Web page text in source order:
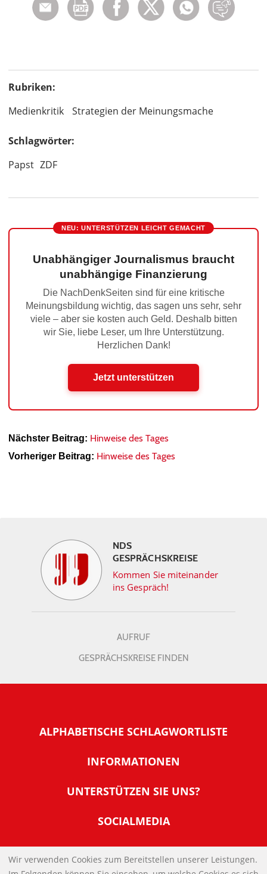
Rubriken:
Medienkritik
Strategien der Meinungsmache
Schlagwörter:
Papst ZDF
NEU: UNTERSTÜTZEN LEICHT GEMACHT
Unabhängiger Journalismus braucht
unabhängige Finanzierung
Die NachDenkSeiten sind für eine kritische
Meinungsbildung wichtig, das sagen uns sehr, sehr
viele – aber sie kosten auch Geld. Deshalb bitten
wir Sie, liebe Leser, um Ihre Unterstützung.
Herzlichen Dank!
Jetzt unterstützen
Nächster Beitrag: Hinweise des Tages
Vorheriger Beitrag: Hinweise des Tages
NDS
GESPRÄCHSKREISE
Kommen Sie miteinander
ins Gespräch!
AUFRUF
GESPRÄCHSKREISE FINDEN
ALPHABETISCHE SCHLAGWORTLISTE
INFORMATIONEN
Warum NachDenkSeiten
Tipps zur Nutzung der NachDenkSeiten
Banner und E-Mail-Signaturen
Links
UNTERSTÜTZEN SIE UNS?
Werden Sie Fördermitglied
SOCIALMEDIA
IMPRESSUM
Wir verwenden Cookies zum Bereitstellen unserer Leistungen.